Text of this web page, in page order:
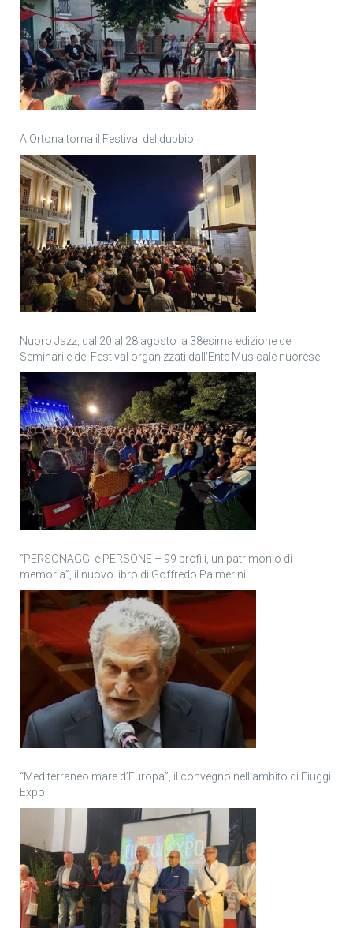
A Ortona torna il Festival del dubbio
Nuoro Jazz, dal 20 al 28 agosto la 38esima edizione dei
Seminari e del Festival organizzati dall’Ente Musicale nuorese
“PERSONAGGI e PERSONE – 99 profili, un patrimonio di
memoria”, il nuovo libro di Goffredo Palmerini
“Mediterraneo mare d’Europa”, il convegno nell’ambito di Fiuggi
Expo